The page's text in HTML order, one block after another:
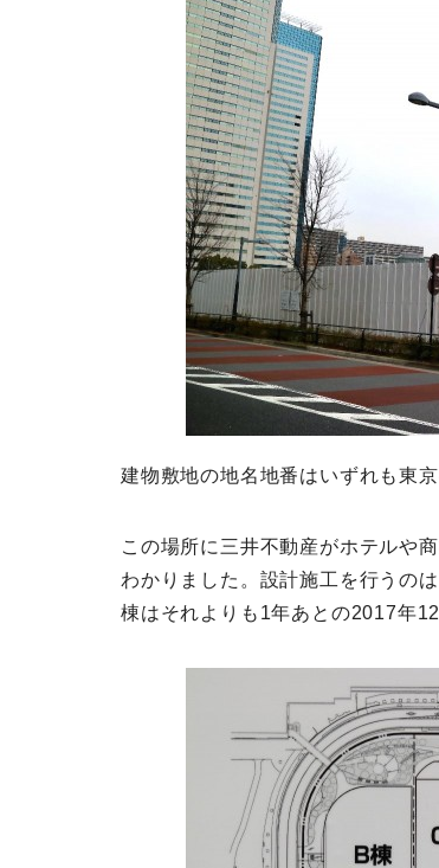
建物敷地の地名地番はいずれも東
この場所に三井不動産がホテルや
わかりました。設計施工を行うの
棟はそれよりも1年あとの2017年